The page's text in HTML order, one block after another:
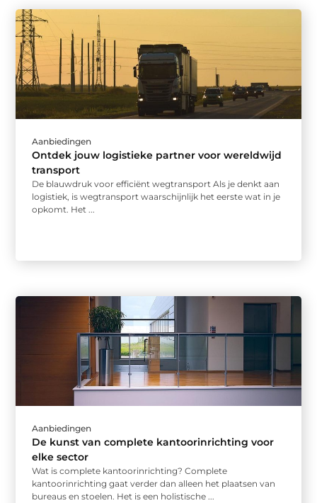
Aanbiedingen
Ontdek jouw logistieke partner voor wereldwijd
transport
De blauwdruk voor efficiënt wegtransport Als je denkt aan
logistiek, is wegtransport waarschijnlijk het eerste wat in je
opkomt. Het ...
Aanbiedingen
De kunst van complete kantoorinrichting voor
elke sector
Wat is complete kantoorinrichting? Complete
kantoorinrichting gaat verder dan alleen het plaatsen van
bureaus en stoelen. Het is een holistische ...